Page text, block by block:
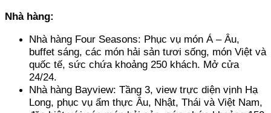
Nhà hàng:
Nhà hàng Four Seasons: Phục vụ món Á – Âu,
buffet sáng, các món hải sản tươi sống, món Việt và
quốc tế, sức chứa khoảng 250 khách. Mở cửa
24/24.
Nhà hàng Bayview: Tầng 3, view trực diện vịnh Hạ
Long, phục vụ ẩm thực Âu, Nhật, Thái và Việt Nam,